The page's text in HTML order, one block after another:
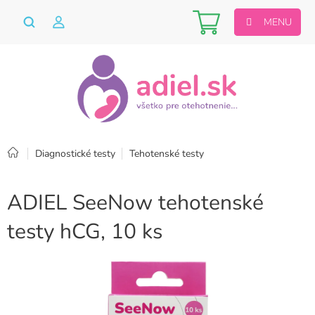
Nákupný
košík
Domov
Diagnostické testy Tehotenské testy
ADIEL SeeNow tehotenské
testy hCG, 10 ks